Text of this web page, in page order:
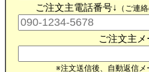
ご注文主電話番号↓ （ご連
ご注文主メ
※注文送信後、自動返信